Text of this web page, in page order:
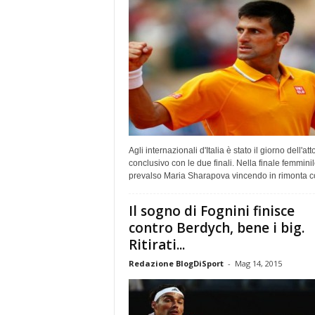
Agli internazionali d'Italia è stato il giorno
conclusivo con le due finali. Nella finale
prevalso Maria Sharapova vincendo in rimonta
Il sogno di Fognini finisce
contro Berdych, bene i big.
Ritirati...
Redazione BlogDiSport - Mag 14, 2015